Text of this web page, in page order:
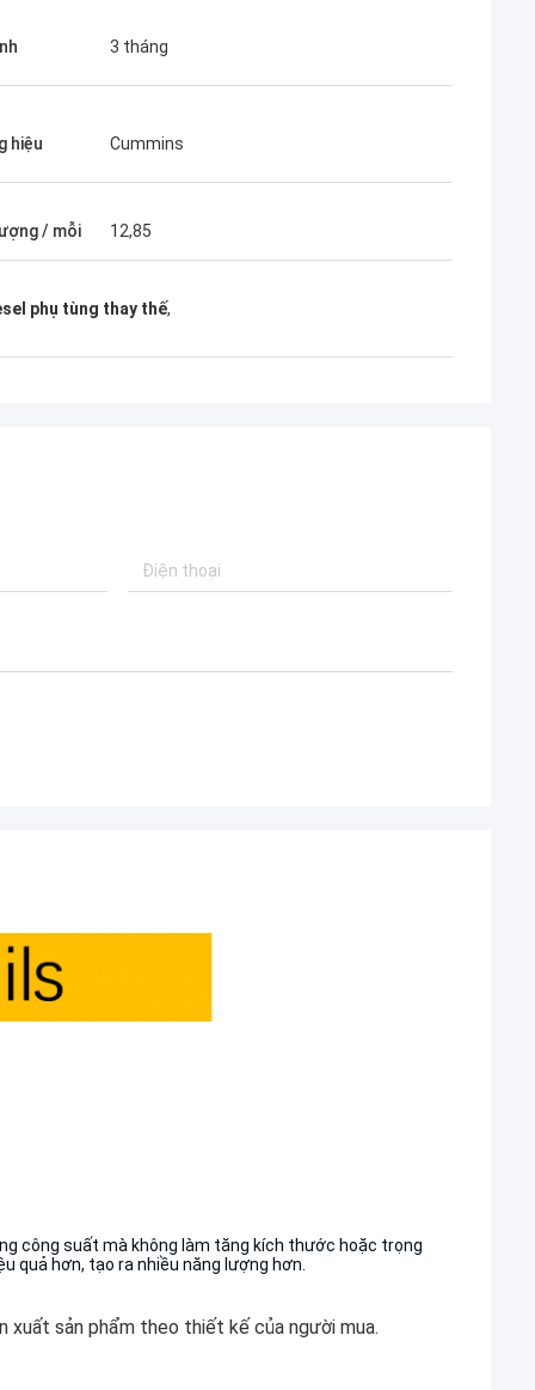
3 tháng
hiệu Cummins
/ mỗi 12,85
phụ tùng thay thế,
công suất mà không làm tăng kích thước hoặc trọng
quả hơn, tạo ra nhiều năng lượng hơn.
xuất sản phẩm theo thiết kế của người mua.